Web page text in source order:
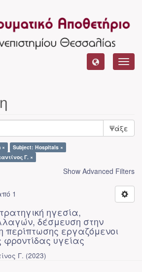
Ψάξε
×
Subject: Hospitals ×
Γ. ×
Show Advanced Filters
1
ηγεσία,
δέσμευση στην
εργαζόμενοι
υγείας
Γ. (2023)